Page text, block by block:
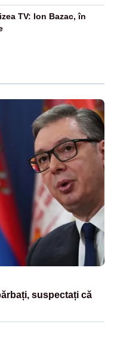
TV: Ion Bazac, în
suspectați că